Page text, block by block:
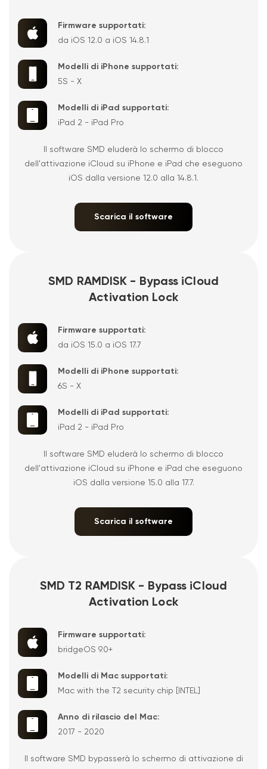
Firmware supportati:
da iOS 12.0 a iOS 14.8.1
Modelli di iPhone supportati:
5S - X
Modelli di iPad supportati:
iPad 2 - iPad Pro
Il software SMD eluderà lo schermo di blocco
dell'attivazione iCloud su iPhone e iPad che eseguono
iOS dalla versione 12.0 alla 14.8.1.
Scarica il software
SMD RAMDISK - Bypass iCloud
Activation Lock
Firmware supportati:
da iOS 15.0 a iOS 17.7
Modelli di iPhone supportati:
6S - X
Modelli di iPad supportati:
iPad 2 - iPad Pro
Il software SMD eluderà lo schermo di blocco
dell'attivazione iCloud su iPhone e iPad che eseguono
iOS dalla versione 15.0 alla 17.7.
Scarica il software
SMD T2 RAMDISK - Bypass iCloud
Activation Lock
Firmware supportati:
bridgeOS 9.0+
Modelli di Mac supportati:
Mac with the T2 security chip [INTEL]
Anno di rilascio del Mac:
2017 - 2020
Il software SMD bypasserà lo schermo di attivazione di